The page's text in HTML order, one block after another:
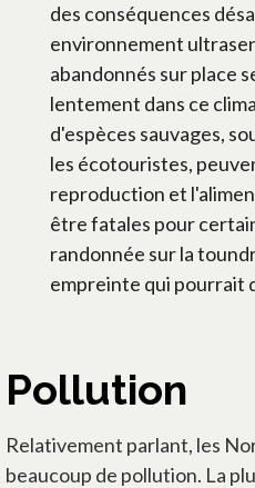
des conséquences
environnement
abandonnés sur place
lentement dans ce
d'espèces sauvages,
les écotouristes,
reproduction et
être fatales pour
randonnée sur la
empreinte qui pourrait
Pollution
Relativement parlant, les
beaucoup de pollution. La